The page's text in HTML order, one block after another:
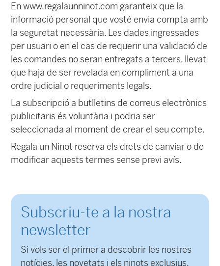
En www.regalaunninot.com garanteix que la
informació personal que vosté envia compta amb
la seguretat necessària. Les dades ingressades
per usuari o en el cas de requerir una validació de
les comandes no seran entregats a tercers, llevat
que haja de ser revelada en compliment a una
ordre judicial o requeriments legals.
La subscripció a butlletins de correus electrònics
publicitaris és voluntària i podria ser
seleccionada al moment de crear el seu compte.
Regala un Ninot reserva els drets de canviar o de
modificar aquests termes sense previ avís.
Subscriu-te a la nostra
newsletter
Si vols ser el primer a descobrir les nostres
notícies, les novetats i els ninots exclusius.